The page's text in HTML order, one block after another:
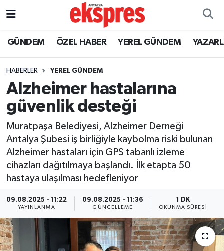
GÜNDEM ÖZEL HABER YEREL GÜNDEM
HABERLER YEREL GÜNDEM
Alzheimer hastalarına
güvenlik desteği
Muratpaşa Belediyesi, Alzheimer Derneği
Antalya Şubesi iş birliğiyle kaybolma riski bulunan
Alzheimer hastaları için GPS tabanlı izleme
cihazları dağıtılmaya başlandı. İlk etapta 50
hastaya ulaşılması hedefleniyor
09.08.2025 - 11:22
YAYINLANMA
09.08.2025 - 11:36
GÜNCELLEME
1 DK
OKUNMA SÜRESI
ÖZEL HABER
YEREL GÜNDEM
EKONOMİ
KÜLTÜR - SANAT
SPOR
SAĞLIK
DÜNYA
Nöbetçi Eczaneler
Trafik Durumu
Süper Lig Puan Durumu ve Fikstür
Tüm Manşetler
Son Dakika Haberleri